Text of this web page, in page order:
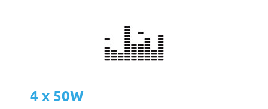
4 x 50W